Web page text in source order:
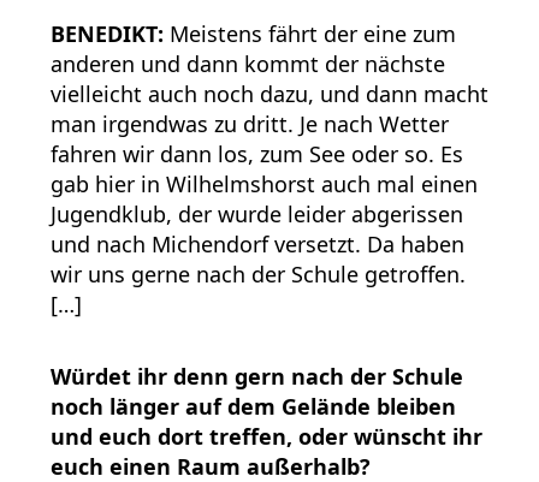
BENEDIKT: Meistens fährt der eine zum
anderen und dann kommt der nächste
vielleicht auch noch dazu, und dann macht
man irgendwas zu dritt. Je nach Wetter
fahren wir dann los, zum See oder so. Es
gab hier in Wilhelmshorst auch mal einen
Jugendklub, der wurde leider abgerissen
und nach Michendorf versetzt. Da haben
wir uns gerne nach der Schule getroffen.
[…]
Würdet ihr denn gern nach der Schule
noch länger auf dem Gelände bleiben
und euch dort treffen, oder wünscht ihr
euch einen Raum außerhalb?